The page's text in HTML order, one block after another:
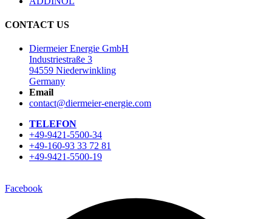
CONTACT US
Diermeier Energie GmbH
Industriestraße 3
94559 Niederwinkling
Germany
Email
contact@diermeier-energie.com
TELEFON
+49-9421-5500-34
+49-160-93 33 72 81
+49-9421-5500-19
Facebook